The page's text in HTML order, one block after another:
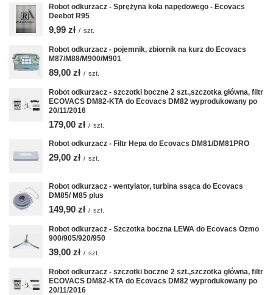
Robot odkurzacz - Sprężyna koła napędowego - Ecovacs
Deebot R95
9,99 zł / szt.
Robot odkurzacz - pojemnik, zbiornik na kurz do Ecovacs
M87/M88/M900/M901
89,00 zł / szt.
Robot odkurzacz - szczotki boczne 2 szt.,szczotka główna, filtr
ECOVACS DM82-KTA do Ecovacs DM82 wyprodukowany po
20/11/2016
179,00 zł / szt.
Robot odkurzacz - Filtr Hepa do Ecovacs DM81/DM81PRO
29,00 zł / szt.
Robot odkurzacz - wentylator, turbina ssąca do Ecovacs
DM85/ M85 plus
149,90 zł / szt.
Robot odkurzacz - Szczotka boczna LEWA do Ecovacs Ozmo
900/905/920/950
39,00 zł / szt.
Robot odkurzacz - szczotki boczne 2 szt.,szczotka główna, filtr
ECOVACS DM82-KTA do Ecovacs DM82 wyprodukowany po
20/11/2016